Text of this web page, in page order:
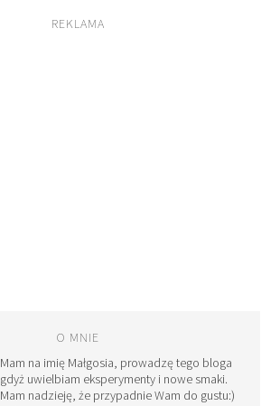
REKLAMA
O MNIE
Mam na imię Małgosia, prowadzę tego bloga
gdyż uwielbiam eksperymenty i nowe smaki.
Mam nadzieję, że przypadnie Wam do gustu:)